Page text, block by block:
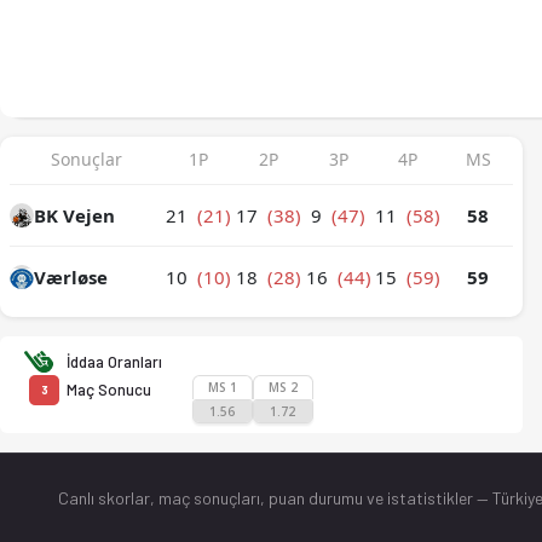
Sonuçlar 1P 2P 3P 4P MS
BK Vejen 21 (21) 17 (38) 9 (47) 11 (58) 58
Værløse 10 (10) 18 (28) 16 (44) 15 (59) 59
İddaa Oranları
3 Maç Sonucu
MS 1
1.56
MS 2
1.72
Canlı skorlar, maç sonuçları, puan durumu ve istatistikler —